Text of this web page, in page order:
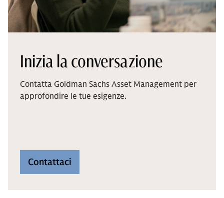
Inizia la conversazione
Contatta Goldman Sachs Asset Management per
approfondire le tue esigenze.
Contattaci